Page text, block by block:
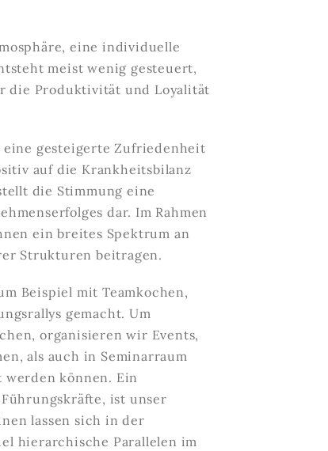
eine individuelle
meist wenig gesteuert,
die Produktivität und Loyalität
eine gesteigerte Zufriedenheit
auf die Krankheitsbilanz
die Stimmung eine
dar. Im Rahmen
ein breites Spektrum an
Strukturen beitragen.
Beispiel mit Teamkochen,
gemacht. Um
organisieren wir Events,
als auch in Seminarraum
können. Ein
ist unser
lassen sich in der
hierarchische Parallelen im